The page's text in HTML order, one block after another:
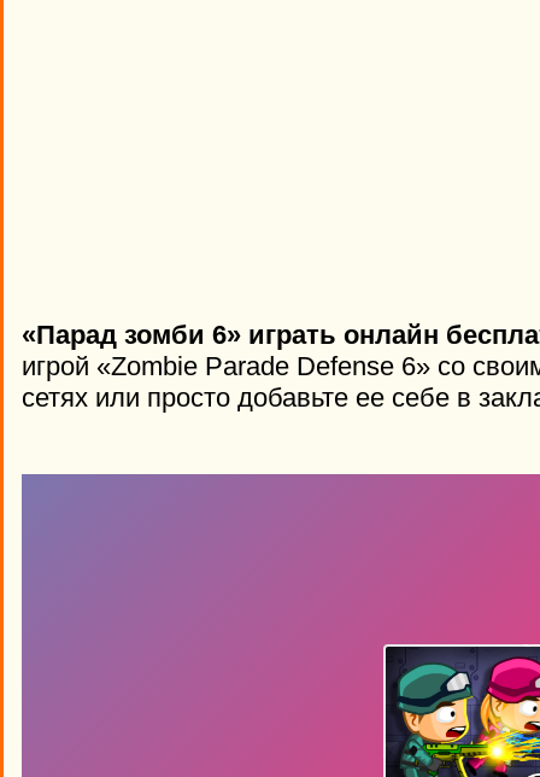
«Парад зомби 6» играть онлайн
игрой «Zombie Parade Defense 6» со
сетях или просто добавьте ее себе в